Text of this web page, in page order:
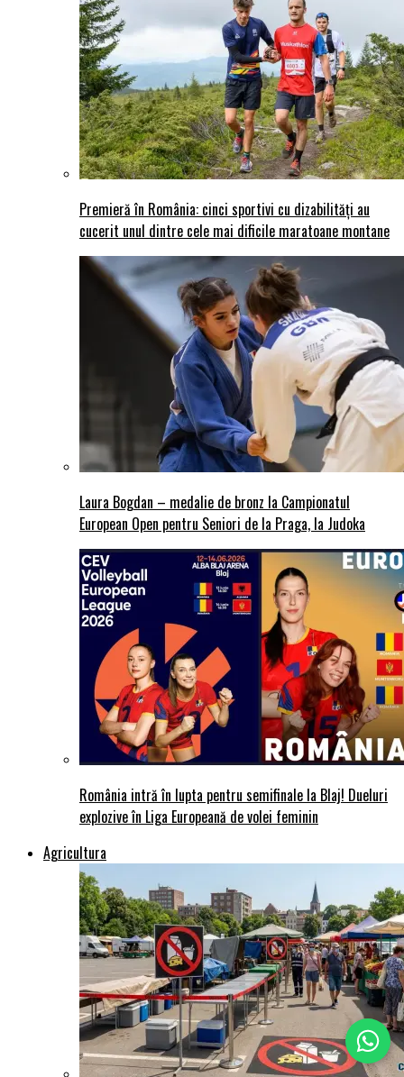
Premieră în România: cinci sportivi cu dizabilități au
cucerit unul dintre cele mai dificile maratoane montane
Laura Bogdan – medalie de bronz la Campionatul
European Open pentru Seniori de la Praga, la Judoka
România intră în lupta pentru semifinale la Blaj! Dueluri
explozive în Liga Europeană de volei feminin
Agricultura